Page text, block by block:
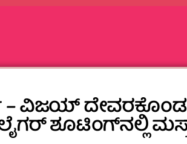
ವಿಜಯ್‌ ದೇವರಕೊಂಡ
ಶೂಟಿಂಗ್‌ನಲ್ಲಿ